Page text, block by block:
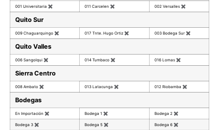
001 Universitaria ✖ 011 Carcelen ✖ 002 Versalles ✖
Quito Sur
009 Chaguarquingo ✖ 017 Tnte. Hugo Ortiz ✖ 003 Bodega Sur ✖
Quito Valles
006 Sangolqui ✖ 014 Tumbaco ✖ 016 Lomas ✖
Sierra Centro
008 Ambato ✖ 013 Latacunga ✖ 012 Riobamba ✖
Bodegas
En Importación ✖ Bodega 1 ✖ Bodega 2 ✖
Bodega 3 ✖ Bodega 5 ✖ Bodega 6 ✖